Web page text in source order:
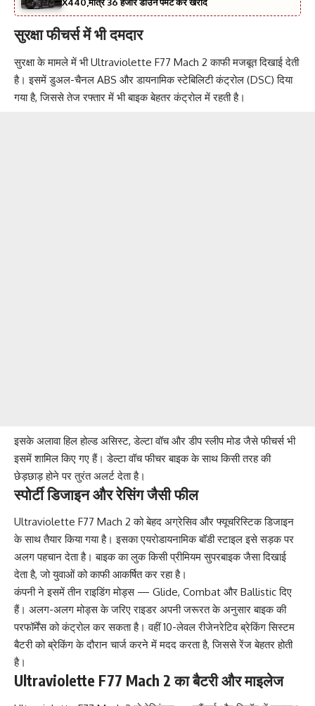
X440,मात्र 36 हजार डाउन पेमेंट कर खरीदें
सुरक्षा फीचर्स में भी दमदार
सुरक्षा के मामले में भी Ultraviolette F77 Mach 2 काफी मजबूत दिखाई देती
है। इसमें डुअल-चैनल ABS और डायनामिक स्टेबिलिटी कंट्रोल (DSC) दिया
गया है, जिससे तेज रफ्तार में भी बाइक बेहतर कंट्रोल में रहती है।
इसके अलावा हिल होल्ड असिस्ट, डेल्टा वॉच और डीप स्लीप मोड जैसे फीचर्स भी
इसमें शामिल किए गए हैं। डेल्टा वॉच फीचर बाइक के साथ किसी तरह की
छेड़छाड़ होने पर तुरंत अलर्ट देता है।
स्पोर्टी डिजाइन और रेसिंग जैसी फील
Ultraviolette F77 Mach 2 को बेहद अग्रेसिव और फ्यूचरिस्टिक डिजाइन
के साथ तैयार किया गया है। इसका एयरोडायनामिक बॉडी स्टाइल इसे सड़क पर
अलग पहचान देता है। बाइक का लुक किसी प्रीमियम सुपरबाइक जैसा दिखाई
देता है, जो युवाओं को काफी आकर्षित कर रहा है।
कंपनी ने इसमें तीन राइडिंग मोड्स — Glide, Combat और Ballistic दिए
हैं। अलग-अलग मोड्स के जरिए राइडर अपनी जरूरत के अनुसार बाइक की
परफॉर्मेंस को कंट्रोल कर सकता है। वहीं 10-लेवल रीजेनरेटिव ब्रेकिंग सिस्टम
बैटरी को ब्रेकिंग के दौरान चार्ज करने में मदद करता है, जिससे रेंज बेहतर होती
है।
Ultraviolette F77 Mach 2 का बैटरी और माइलेज